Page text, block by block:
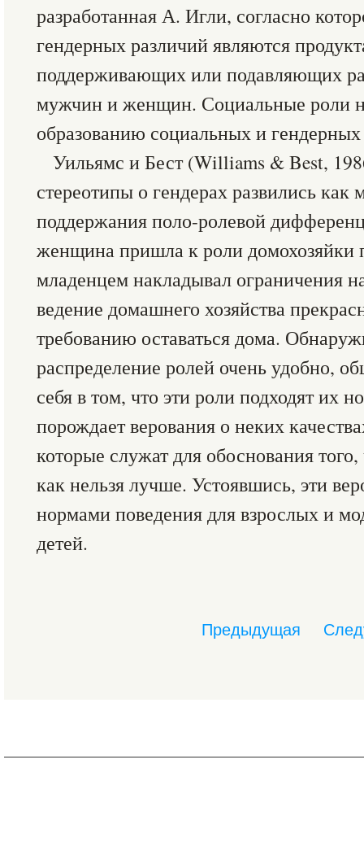
разработанная А. Игли, согласно
гендерных различий являются
поддерживающих или подавляющих
мужчин и женщин. Социальные роли
образованию социальных и гендерных
Уильямс и Бест (Williams & Best,
стереотипы о гендерах развились как
поддержания поло-ролевой
женщина пришла к роли домохозяйки
младенцем накладывал ограничения
ведение домашнего хозяйства
требованию оставаться дома.
распределение ролей очень удобно,
себя в том, что эти роли подходят их
порождает верования о неких
которые служат для обоснования
как нельзя лучше. Устоявшись, эти
нормами поведения для взрослых и
детей.
Предыдущая